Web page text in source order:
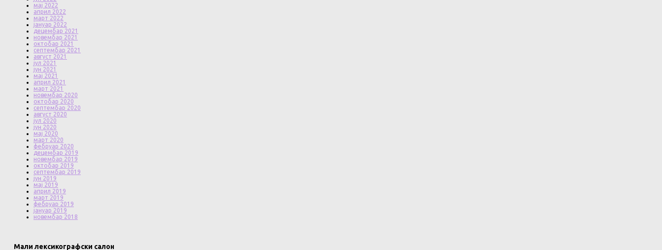
мај 2022
април 2022
март 2022
јануар 2022
децембар 2021
новембар 2021
октобар 2021
септембар 2021
август 2021
јул 2021
јун 2021
мај 2021
април 2021
март 2021
новембар 2020
октобар 2020
септембар 2020
август 2020
јул 2020
јун 2020
мај 2020
март 2020
фебруар 2020
децембар 2019
новембар 2019
октобар 2019
септембар 2019
јун 2019
мај 2019
април 2019
март 2019
фебруар 2019
јануар 2019
новембар 2018
Мали лексикографски салон